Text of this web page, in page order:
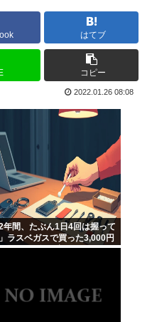
ん…
禁止へ
たら2分でイタリア滅亡...
からないWWW
れもう人間のイラスト...
スーパーに行ってみたら...
い！』と大騒ぎしていた...
ないレベルで美しい…！...
これ本当に政策として...
はてブ
コピー
2022.01.26 08:08
2年間、たぶん1日4回は握って
ラスベガスで買った3,000円
ーホルダーを調べたら